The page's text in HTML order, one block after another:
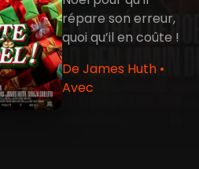
répare son erreur,
quoi qu’il en coûte !
De James Huth •
Avec